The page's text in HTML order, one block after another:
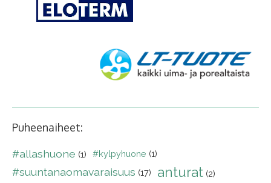
Puheenaiheet:
#allashuone (1) #kylpyhuone (1)
#suuntanaomavaraisuus (17) anturat (2)